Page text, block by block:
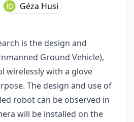
Géza Husi
is the design and
Ground Vehicle),
wirelessly with a glove
The design and use of
robot can be observed in
will be installed on the